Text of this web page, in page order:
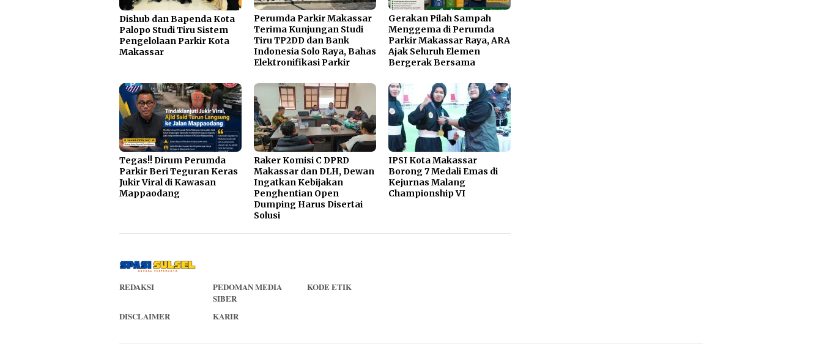
Dishub dan Bapenda Kota
Palopo Studi Tiru Sistem
Pengelolaan Parkir Kota
Makassar
Perumda Parkir Makassar
Terima Kunjungan Studi
Tiru TP2DD dan Bank
Indonesia Solo Raya, Bahas
Elektronifikasi Parkir
Gerakan Pilah Sampah
Menggema di Perumda
Parkir Makassar Raya, ARA
Ajak Seluruh Elemen
Bergerak Bersama
Tegas!! Dirum Perumda
Parkir Beri Teguran Keras
Jukir Viral di Kawasan
Mappaodang
Raker Komisi C DPRD
Makassar dan DLH, Dewan
Ingatkan Kebijakan
Penghentian Open
Dumping Harus Disertai
Solusi
IPSI Kota Makassar
Borong 7 Medali Emas di
Kejurnas Malang
Championship VI
REDAKSI
PEDOMAN MEDIA
SIBER
KODE ETIK
DISCLAIMER KARIR